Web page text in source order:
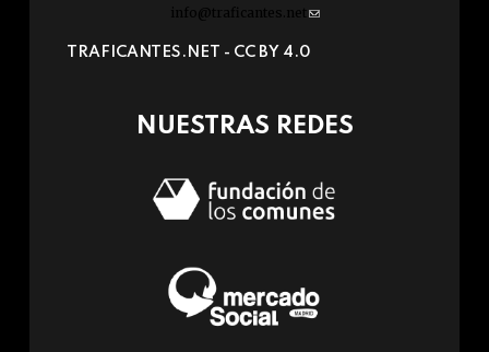
info@traficantes.net (link
e-
TRAFICANTES.NET - CC BY 4.0
NUESTRAS REDES